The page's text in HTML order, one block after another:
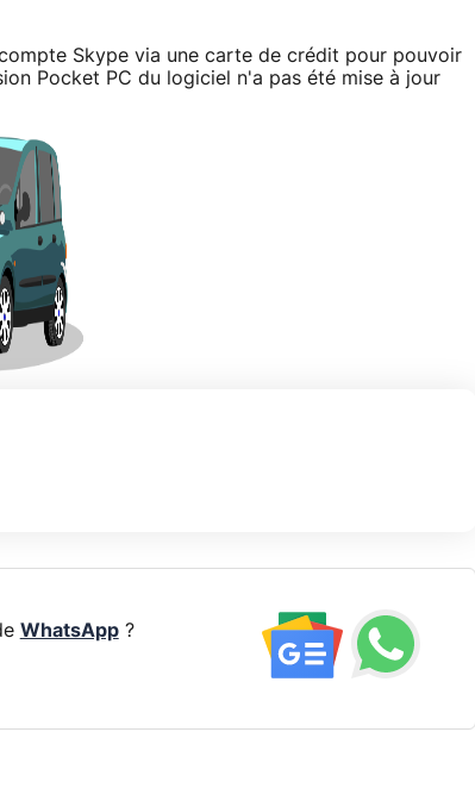
Skype via une carte de crédit pour pouvoir
Pocket PC du logiciel n'a pas été mise à jour
WhatsApp?